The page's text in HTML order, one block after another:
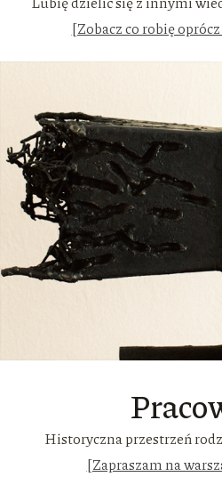
[Zobacz co robię
Historyczna przestrzeń
[Zapraszam na